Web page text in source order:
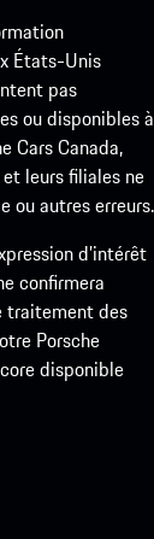
États-Unis
pas
ou disponibles à
Cars Canada,
leurs filiales ne
ou autres erreurs.
d’intérêt
confirmera
traitement des
Porsche
disponible